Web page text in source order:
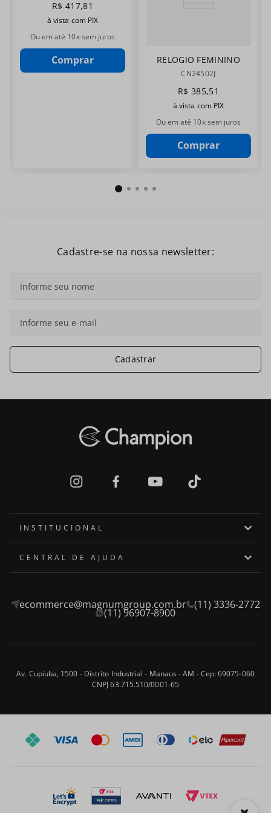
R$ 417,81
à vista com PIX
Ou em até 10x sem juros
Comprar
RELOGIO FEMININO
CHAMPION
CN24502J
R$ 385,51
à vista com PIX
Ou em até 10x sem juros
Comprar
Cadastre-se na nossa newsletter:
Cadastrar
INSTITUCIONAL
Quem somos
Privacidade e Segurança
CENTRAL DE AJUDA
Fale Conosco
Formas de Pagamento
Perguntas frequentes
ecommerce@magnumgroup.com.br (11) 3336-2772
(11) 96907-8900
Av. Cupiuba, 1500 - Distrito Industrial - Manaus - AM - Cep: 69075-060
CNPJ 63.715.510/0001-65